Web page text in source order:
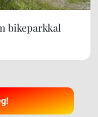
bikeparkkal